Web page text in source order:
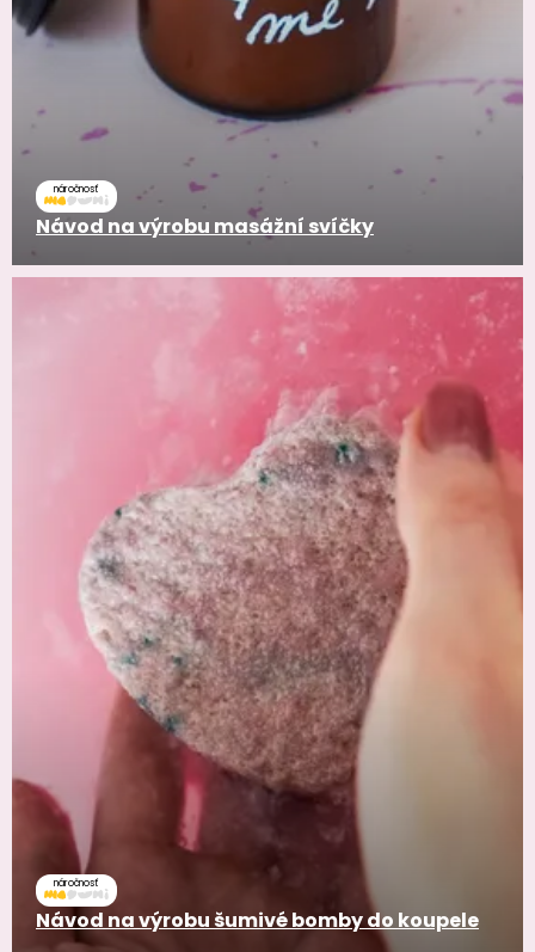
náročnosť
Návod na výrobu masážní svíčky
náročnosť
Návod na výrobu šumivé bomby do koupele